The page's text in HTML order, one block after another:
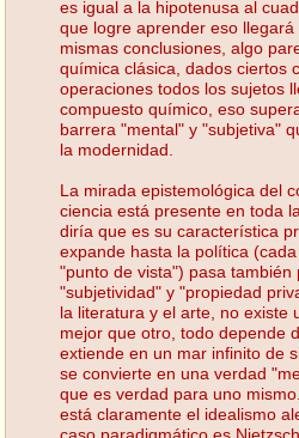
es igual a la hipotenusa al
que logre aprender eso
mismas conclusiones, algo
química clásica, dados ciertos
operaciones todos los sujetos
compuesto químico, eso
barrera "mental" y "subjetiva"
la modernidad.
La mirada epistemológica del
ciencia está presente en toda
diría que es su característica
expande hasta la política
"punto de vista") pasa también
"subjetividad" y "propiedad
la literatura y el arte, no existe
mejor que otro, todo depende
extiende en un mar infinito de
se convierte en una verdad
que es verdad para uno
está claramente el idealismo